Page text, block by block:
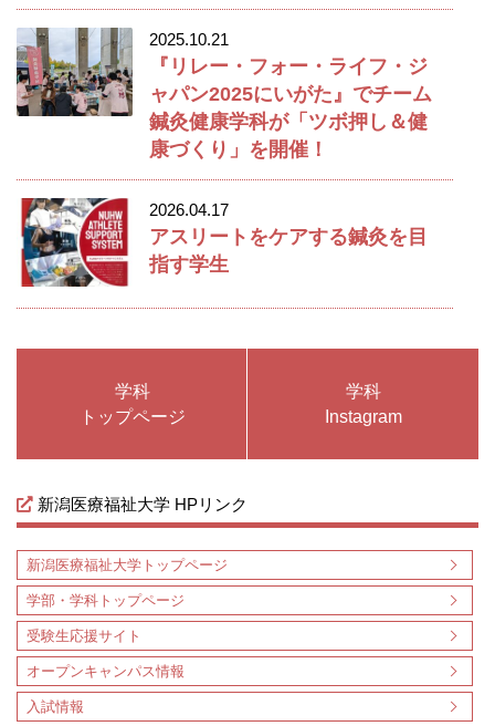
2025.10.21
『リレー・フォー・ライフ・ジ
ャパン2025にいがた』でチーム
鍼灸健康学科が「ツボ押し＆健
康づくり」を開催！
2026.04.17
アスリートをケアする鍼灸を目
指す学生
学科
トップページ
学科
Instagram
新潟医療福祉大学 HPリンク
新潟医療福祉大学トップページ
学部・学科トップページ
受験生応援サイト
オープンキャンパス情報
入試情報